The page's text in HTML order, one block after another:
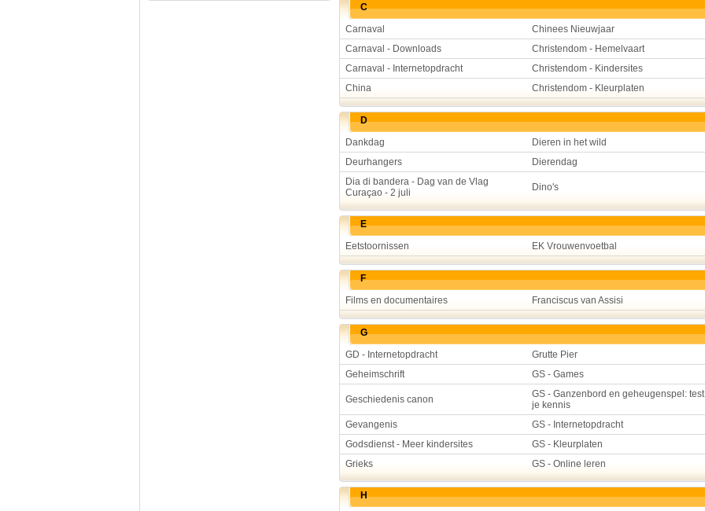
C
Carnaval
Chinees Nieuwjaar
Carnaval - Downloads
Christendom - Hemelvaart
Carnaval - Internetopdracht
Christendom - Kindersites
China
Christendom - Kleurplaten
D
Dankdag
Dieren in het wild
Deurhangers
Dierendag
Dia di bandera - Dag van de Vlag
Curaçao - 2 juli
Dino's
E
Eetstoornissen
EK Vrouwenvoetbal
F
Films en documentaires
Franciscus van Assisi
G
GD - Internetopdracht
Grutte Pier
Geheimschrift
GS - Games
Geschiedenis canon
GS - Ganzenbord en geheugenspel: test
je kennis
Gevangenis GS - Internetopdracht
Godsdienst - Meer kindersites
GS - Kleurplaten
Grieks
GS - Online leren
H